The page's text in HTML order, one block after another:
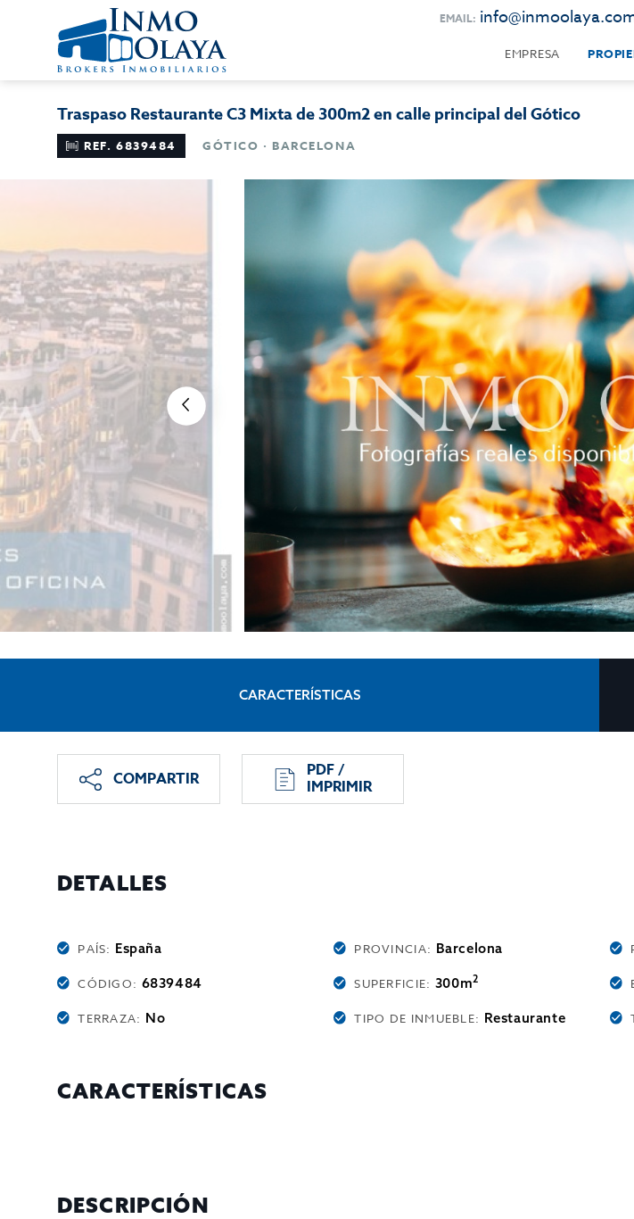
EMAIL:
EMPRESA
Traspaso Restaurante C3 Mixta de 300m2 en calle principal del Gótico
REF. 6839484 GÓTICO · BARCELONA
CARACTERÍSTICAS
COMPARTIR PDF /
IMPRIMIR
DETALLES
PAÍS: España PROVINCIA: Barcelona
CÓDIGO: 6839484 SUPERFICIE: 300m2
TERRAZA: No TIPO DE INMUEBLE: Restaurante
CARACTERÍSTICAS
DESCRIPCIÓN